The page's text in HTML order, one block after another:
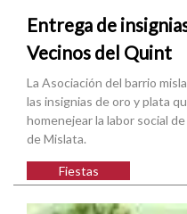
Entrega de
Vecinos del Quint
La Asociación del barrio
las insignias de oro y plata
homenejear la labor social
de Mislata.
Fiestas